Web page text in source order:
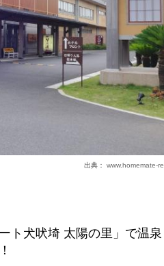
出典： www.homemate-
ト犬吠埼 太陽の里」で温